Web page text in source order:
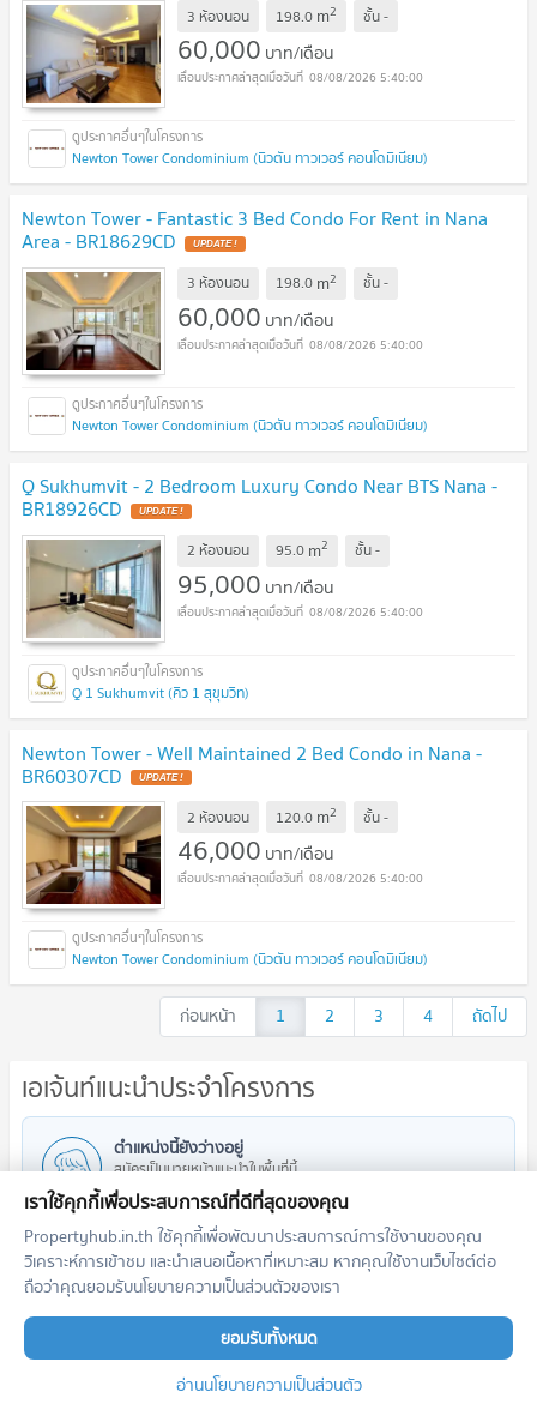
3 ห้องนอน 198.0 m2 ชั้น-
60,000 บาท/เดือน
08/08/2026 5:40:00
Newton Tower Condominium (นิวตัน ทาวเวอร์ คอนโดมิเนียม)
Newton Tower - Fantastic 3 Bed Condo For Rent in Nana
Area - BR18629CD
3 ห้องนอน 198.0 m2 ชั้น-
60,000 บาท/เดือน
08/08/2026 5:40:00
Newton Tower Condominium (นิวตัน ทาวเวอร์ คอนโดมิเนียม)
Q Sukhumvit - 2 Bedroom Luxury Condo Near BTS Nana -
BR18926CD
2 ห้องนอน 95.0 m2 ชั้น-
95,000 บาท/เดือน
08/08/2026 5:40:00
Q 1 Sukhumvit (คิว 1 สุขุมวิท)
Newton Tower - Well Maintained 2 Bed Condo in Nana -
BR60307CD
2 ห้องนอน 120.0 m2 ชั้น-
46,000 บาท/เดือน
08/08/2026 5:40:00
Newton Tower Condominium (นิวตัน ทาวเวอร์ คอนโดมิเนียม)
ก่อนหน้า 1 2 3 4 ถัดไป
เอเจ้นท์แนะนำประจำโครงการ
ตำแหน่งนี้ยังว่างอยู่
สมัครเป็นนายหน้าแนะนำในพื้นที่นี้
เพิ่มโอกาสสอบถาม รับฝาก เช่า/ขาย อสังหาฯ
ลงทะเบียนตำแหน่งนี้
ทำเลใกล้เคียง
เราใช้คุกกี้เพื่อประสบการณ์ที่ดีที่สุดของคุณ
Propertyhub.in.th ใช้คุกกี้เพื่อพัฒนาประสบการณ์การใช้งานของคุณ
วิเคราะห์การเข้าชม และนำเสนอเนื้อหาที่เหมาะสม หากคุณใช้งานเว็บไซต์ต่อ
ถือว่าคุณยอมรับนโยบายความเป็นส่วนตัวของเรา
ยอมรับทั้งหมด
อ่านนโยบายความเป็นส่วนตัว